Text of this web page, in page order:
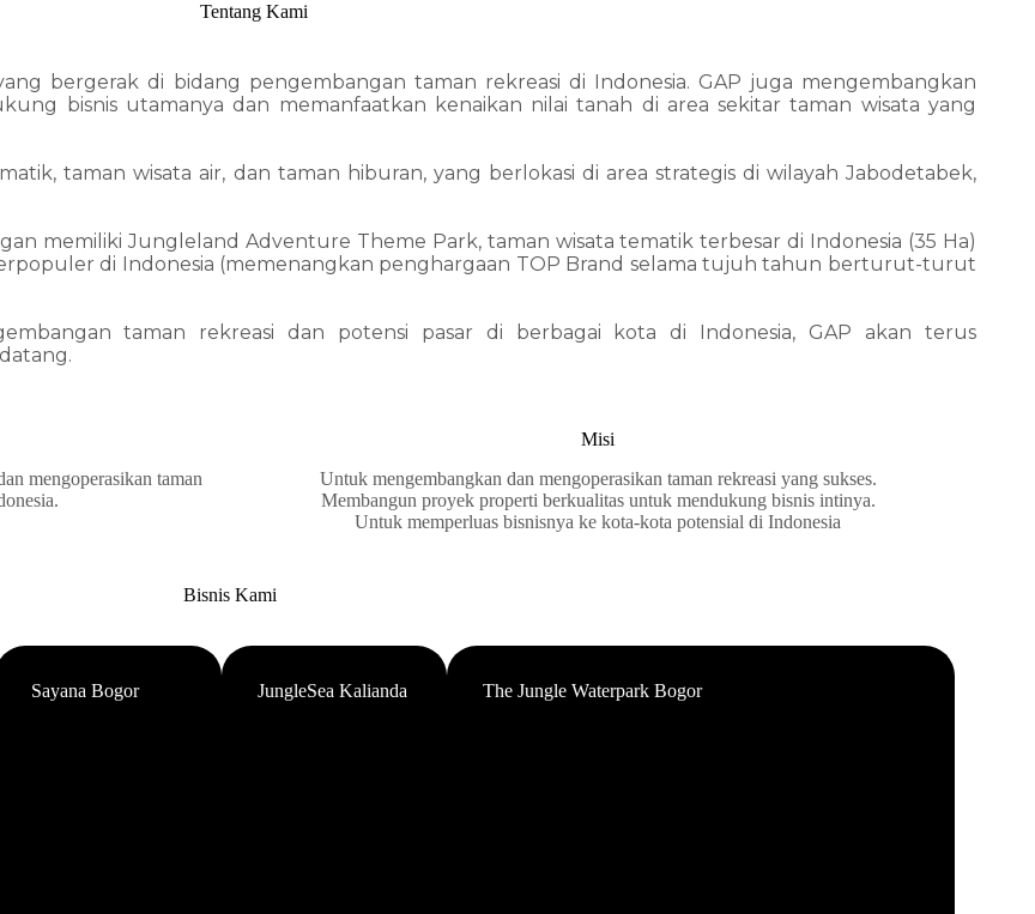
Tentang Kami
bergerak di bidang pengembangan taman rekreasi di Indonesia. GAP juga mengembangkan
bisnis utamanya dan memanfaatkan kenaikan nilai tanah di area sekitar taman wisata yang
taman wisata air, dan taman hiburan, yang berlokasi di area strategis di wilayah Jabodetabek,
memiliki Jungleland Adventure Theme Park, taman wisata tematik terbesar di Indonesia (35 Ha)
di Indonesia (memenangkan penghargaan TOP Brand selama tujuh tahun berturut-turut
taman rekreasi dan potensi pasar di berbagai kota di Indonesia, GAP akan terus
mengoperasikan taman
Misi
Untuk mengembangkan dan mengoperasikan taman rekreasi yang sukses.
Membangun proyek properti berkualitas untuk mendukung bisnis intinya.
Untuk memperluas bisnisnya ke kota-kota potensial di Indonesia
Bisnis Kami
Sayana Bogor JungleSea Kalianda The Jungle Waterpark Bogor